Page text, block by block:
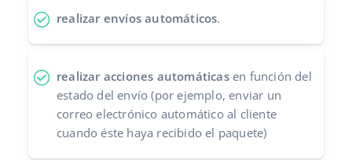
realizar envíos automáticos.
realizar acciones automáticasen función del
estado del envío (por ejemplo, enviar un
correo electrónico automático al cliente
cuando éste haya recibido el paquete)